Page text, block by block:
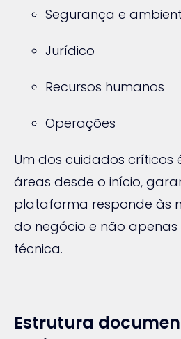
Segurança e
Jurídico
Recursos humanos
Operações
Um dos cuidados críticos
áreas desde o início,
plataforma responde às
do negócio e não
técnica.
Estrutura